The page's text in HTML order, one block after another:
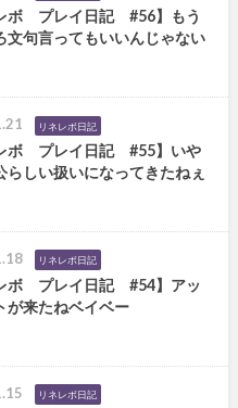
ボ プレイ日記 #56】もう
文句言ってもいいんじゃない
リネレボ日記
ボ プレイ日記 #55】いや
らしい扱いになってきたねぇ
リネレボ日記
ボ プレイ日記 #54】アッ
が来たねベイベー
リネレボ日記